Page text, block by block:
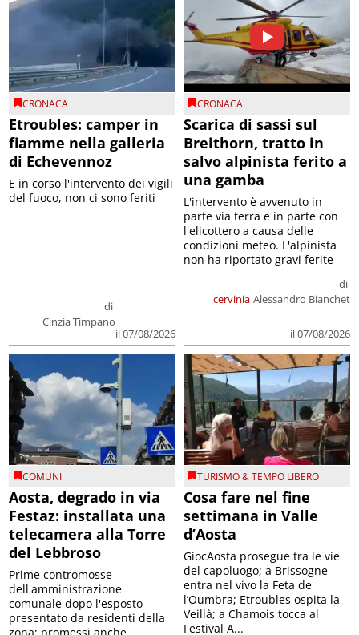
CRONACA
Etroubles: camper in
fiamme nella galleria
di Echevennoz
di
Cinzia Timpano
il 07/08/2026
E in corso l'intervento dei vigili
del fuoco, non ci sono feriti
CRONACA
Scarica di sassi sul
Breithorn, tratto in
salvo alpinista ferito a
una gamba
cervinia
di
Alessandro Bianchet
il 07/08/2026
L'intervento è avvenuto in
parte via terra e in parte con
l'elicottero a causa delle
condizioni meteo. L'alpinista
non ha riportato gravi ferite
COMUNI
Aosta, degrado in via
Festaz: installata una
telecamera alla Torre
del Lebbroso
Prime contromosse
dell'amministrazione
comunale dopo l'esposto
presentato da residenti della
zona; promessi anche
TURISMO & TEMPO LIBERO
Cosa fare nel fine
settimana in Valle
d’Aosta
GiocAosta prosegue tra le vie
del capoluogo; a Brissogne
entra nel vivo la Feta de
l’Oumbra; Etroubles ospita la
Veillà; a Chamois tocca al
Festival A...